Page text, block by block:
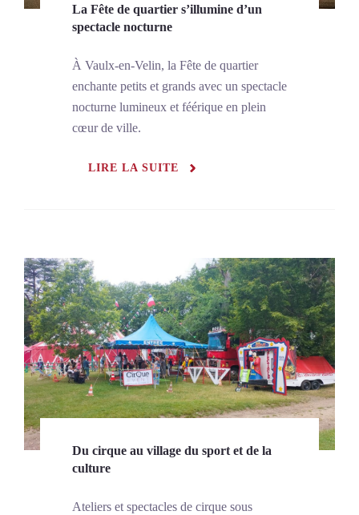
La Fête de quartier s’illumine d’un
spectacle nocturne
À Vaulx-en-Velin, la Fête de quartier
enchante petits et grands avec un spectacle
nocturne lumineux et féérique en plein
cœur de ville.
LIRE LA SUITE
Du cirque au village du sport et de la
culture
Ateliers et spectacles de cirque sous